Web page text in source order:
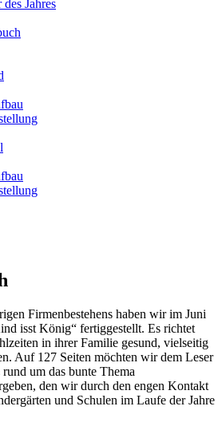
Jahres
Firmenbestehens haben wirim Juni
isst König“ fertiggestellt. Es richtet
in ihrer Familie gesund, vielseitig
. Auf127 Seiten möchten wir dem Leser
rund um das bunte Thema
, den wir durch den engen Kontakt
und Schulen im Laufe derJahre